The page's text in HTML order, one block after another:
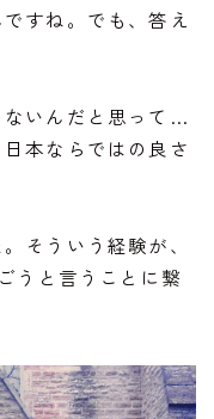
すね。でも、答え
いんだと思って…
本ならではの良さ
そういう経験が、
うと言うことに繋